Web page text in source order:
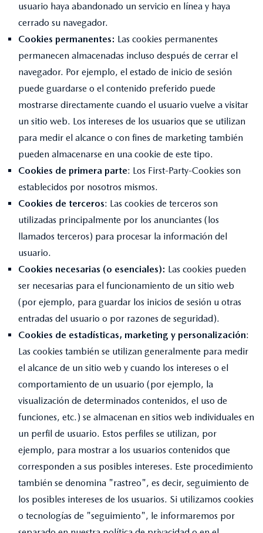
usuario haya abandonado un servicio en línea y haya
cerrado su navegador.
Cookies permanentes: Las cookies permanentes
permanecen almacenadas incluso después de cerrar el
navegador. Por ejemplo, el estado de inicio de sesión
puede guardarse o el contenido preferido puede
mostrarse directamente cuando el usuario vuelve a visitar
un sitio web. Los intereses de los usuarios que se utilizan
para medir el alcance o con fines de marketing también
pueden almacenarse en una cookie de este tipo.
Cookies de primera parte: Los First-Party-Cookies son
establecidos por nosotros mismos.
Cookies de terceros: Las cookies de terceros son
utilizadas principalmente por los anunciantes (los
llamados terceros) para procesar la información del
usuario.
Cookies necesarias (o esenciales): Las cookies pueden
ser necesarias para el funcionamiento de un sitio web
(por ejemplo, para guardar los inicios de sesión u otras
entradas del usuario o por razones de seguridad).
Cookies de estadísticas, marketing y personalización:
Las cookies también se utilizan generalmente para medir
el alcance de un sitio web y cuando los intereses o el
comportamiento de un usuario (por ejemplo, la
visualización de determinados contenidos, el uso de
funciones, etc.) se almacenan en sitios web individuales en
un perfil de usuario. Estos perfiles se utilizan, por
ejemplo, para mostrar a los usuarios contenidos que
corresponden a sus posibles intereses. Este procedimiento
también se denomina "rastreo", es decir, seguimiento de
los posibles intereses de los usuarios. Si utilizamos cookies
o tecnologías de "seguimiento", le informaremos por